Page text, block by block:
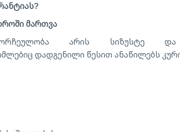
მართვა
არის სიზუსტე და
დადგენილი წესით ანაწილებს